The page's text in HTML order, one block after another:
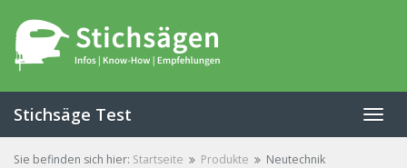
main
content
Stichsäge Test
Sie befinden sich hier: Startseite Produkte
Neutechnik